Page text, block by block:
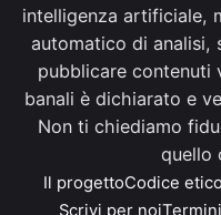
intelligenza artificiale,
automatico di analisi,
pubblicare contenuti
banali è dichiarato e
Non ti chiediamo
quello
Il progettoCodice etico
Scrivi per noi